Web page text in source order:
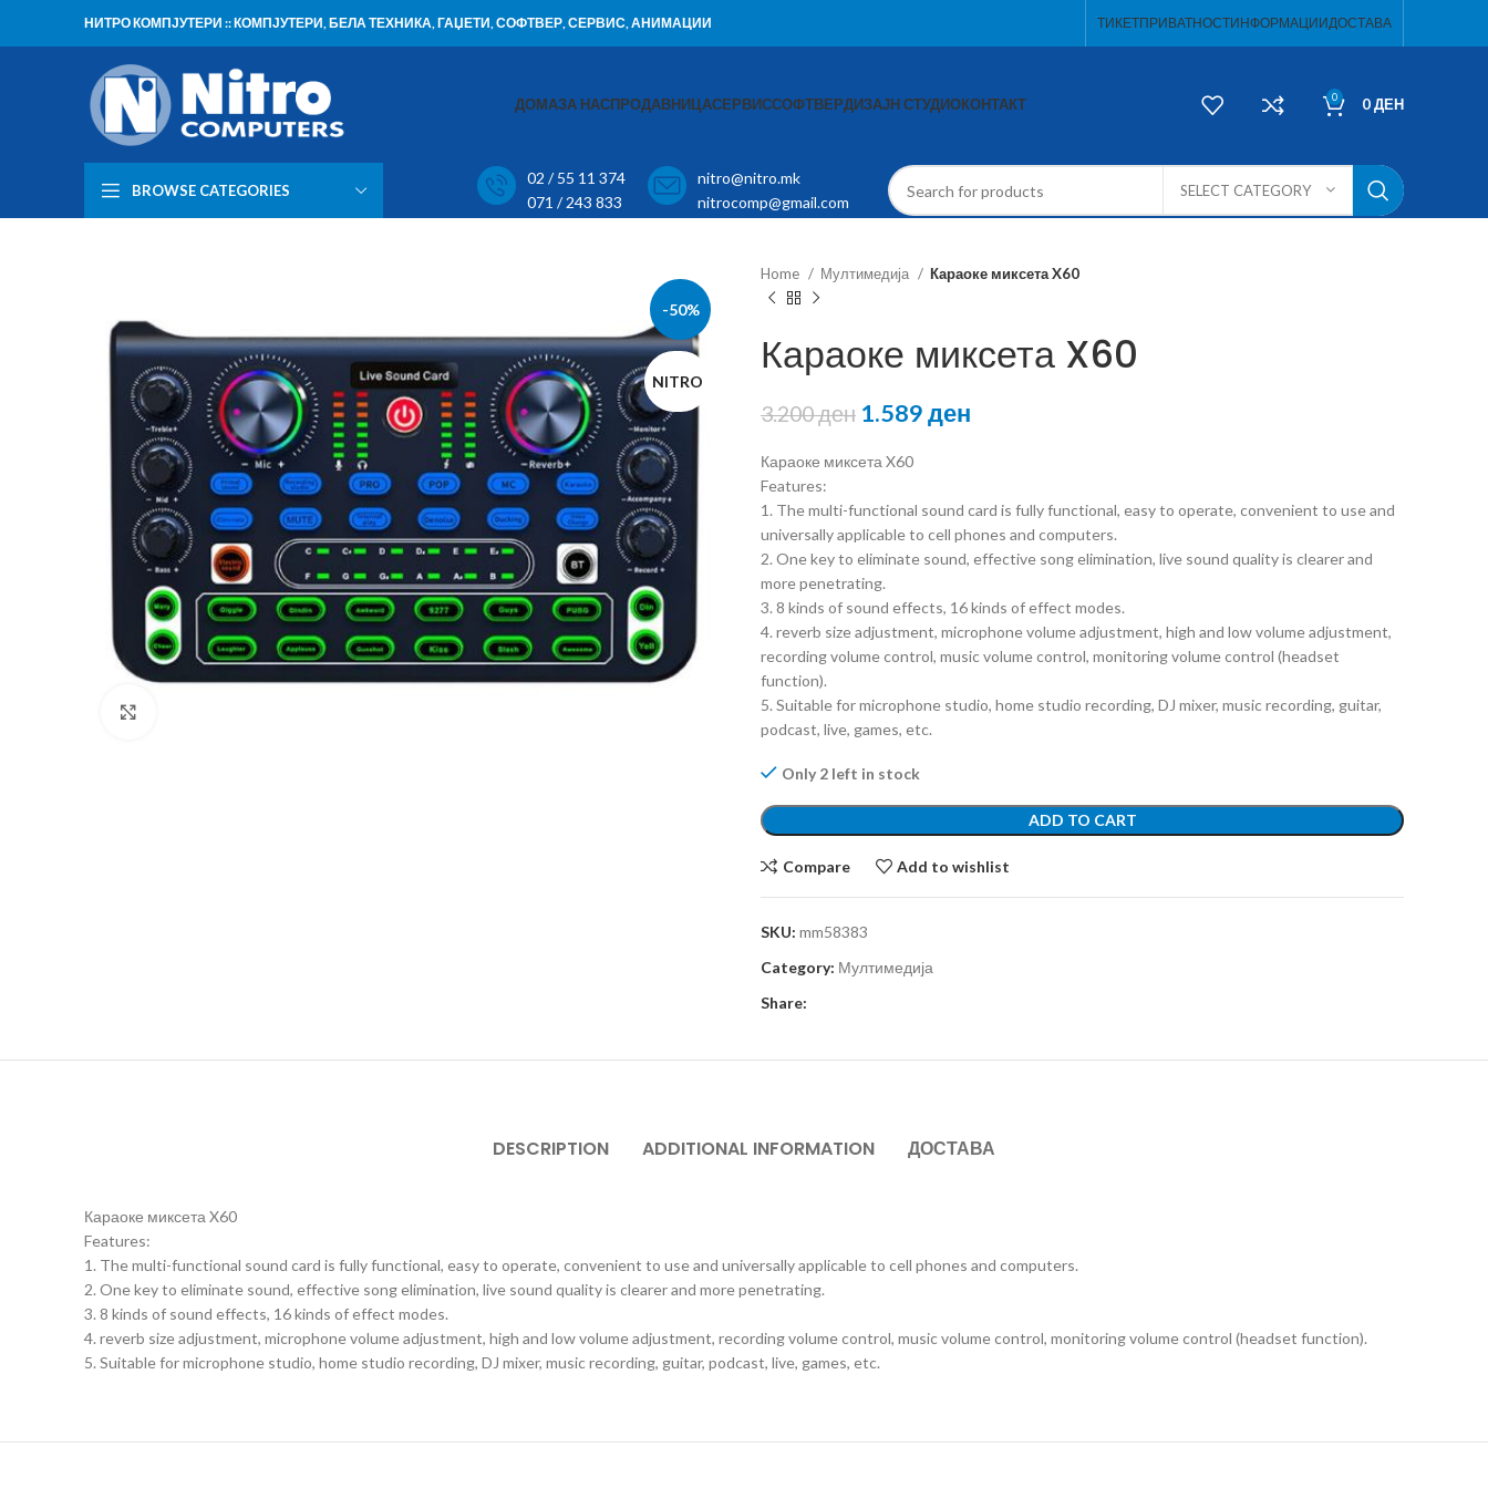
НИТРО КОМПЈУТЕРИ :: КОМПЈУТЕРИ, БЕЛА ТЕХНИКА, ГАЏЕТИ, СОФТВЕР, СЕРВИС, АНИМАЦИИ ТИКЕТПРИВАТНОСТИНФОРМАЦИИДОСТАВА
ДОМАЗА НАСПРОДАВНИЦАСЕРВИССОФТВЕРДИЗАЈН СТУДИОКОНТАКТ 0 0ДЕН
BROWSE CATEGORIES
02 / 55 11 374
071 / 243 833
nitro@nitro.mk
nitrocomp@gmail.com
SELECT CATEGORY
-50%
NITRO
Home Мултимедија Караоке миксета X60
Караоке миксета X60
3.200ден 1.589ден
Караоке миксета X60
Features:
1. The multi-functional sound card is fully functional, easy to operate, convenient to use and
universally applicable to cell phones and computers.
2. One key to eliminate sound, effective song elimination, live sound quality is clearer and
more penetrating.
3. 8 kinds of sound effects, 16 kinds of effect modes.
4. reverb size adjustment, microphone volume adjustment, high and low volume adjustment,
recording volume control, music volume control, monitoring volume control (headset
function).
5. Suitable for microphone studio, home studio recording, DJ mixer, music recording, guitar,
podcast, live, games, etc.
Only 2 left in stock
ADD TO CART
Compare Add to wishlist
SKU: mm58383
Category: Мултимедија
Share:
DESCRIPTION ADDITIONAL INFORMATION ДОСТАВА
Караоке миксета X60
Features:
1. The multi-functional sound card is fully functional, easy to operate, convenient to use and universally applicable to cell phones and computers.
2. One key to eliminate sound, effective song elimination, live sound quality is clearer and more penetrating.
3. 8 kinds of sound effects, 16 kinds of effect modes.
4. reverb size adjustment, microphone volume adjustment, high and low volume adjustment, recording volume control, music volume control, monitoring volume control (headset function).
5. Suitable for microphone studio, home studio recording, DJ mixer, music recording, guitar, podcast, live, games, etc.